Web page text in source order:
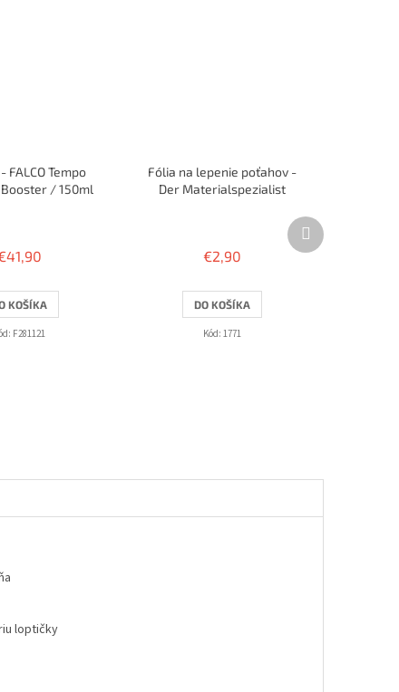
FALCO Tempo
/ 150ml
KOŠÍKA
F281121
Fólia na lepenie poťahov -
Der Materialspezialist
€2,90
DO KOŠÍKA
Kód: 1771
Ďalší
produkt
loptičky